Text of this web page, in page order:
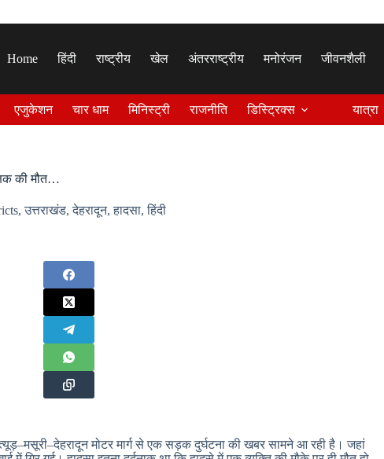
Home
हिंदी राष्ट्रीय खेल अंतरराष्ट्रीय मनोरंजन जीवनशैली
एजुकेशन चार धाम मिनिस्ट्री राजनीति डिस्ट्रिक्स यात्रा
की मौत…
,उत्तराखंड,देहरादून,हादसा,हिंदी
मोटर मार्ग से एक सड़क दुर्घटना की खबर सामने आ रही है। जहां